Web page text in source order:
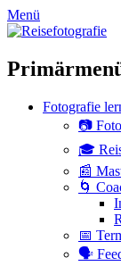
zum
Inhalt
Menü
Fotografie
📷
🎓
📰
🌀
📅
🗣